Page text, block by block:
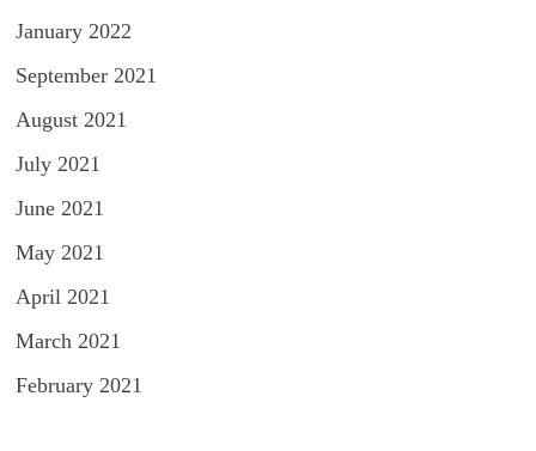
January 2022
September 2021
August 2021
July 2021
June 2021
May 2021
April 2021
March 2021
February 2021